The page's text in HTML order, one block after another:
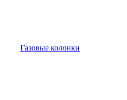
Газовые колонки